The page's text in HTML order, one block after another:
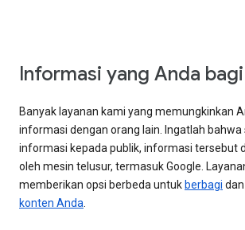
Informasi yang Anda bagi
Banyak layanan kami yang memungkinkan
informasi dengan orang lain. Ingatlah
informasi kepada publik, informasi tersebut
oleh mesin telusur, termasuk Google.
memberikan opsi berbeda untuk berbagi dan
konten Anda.